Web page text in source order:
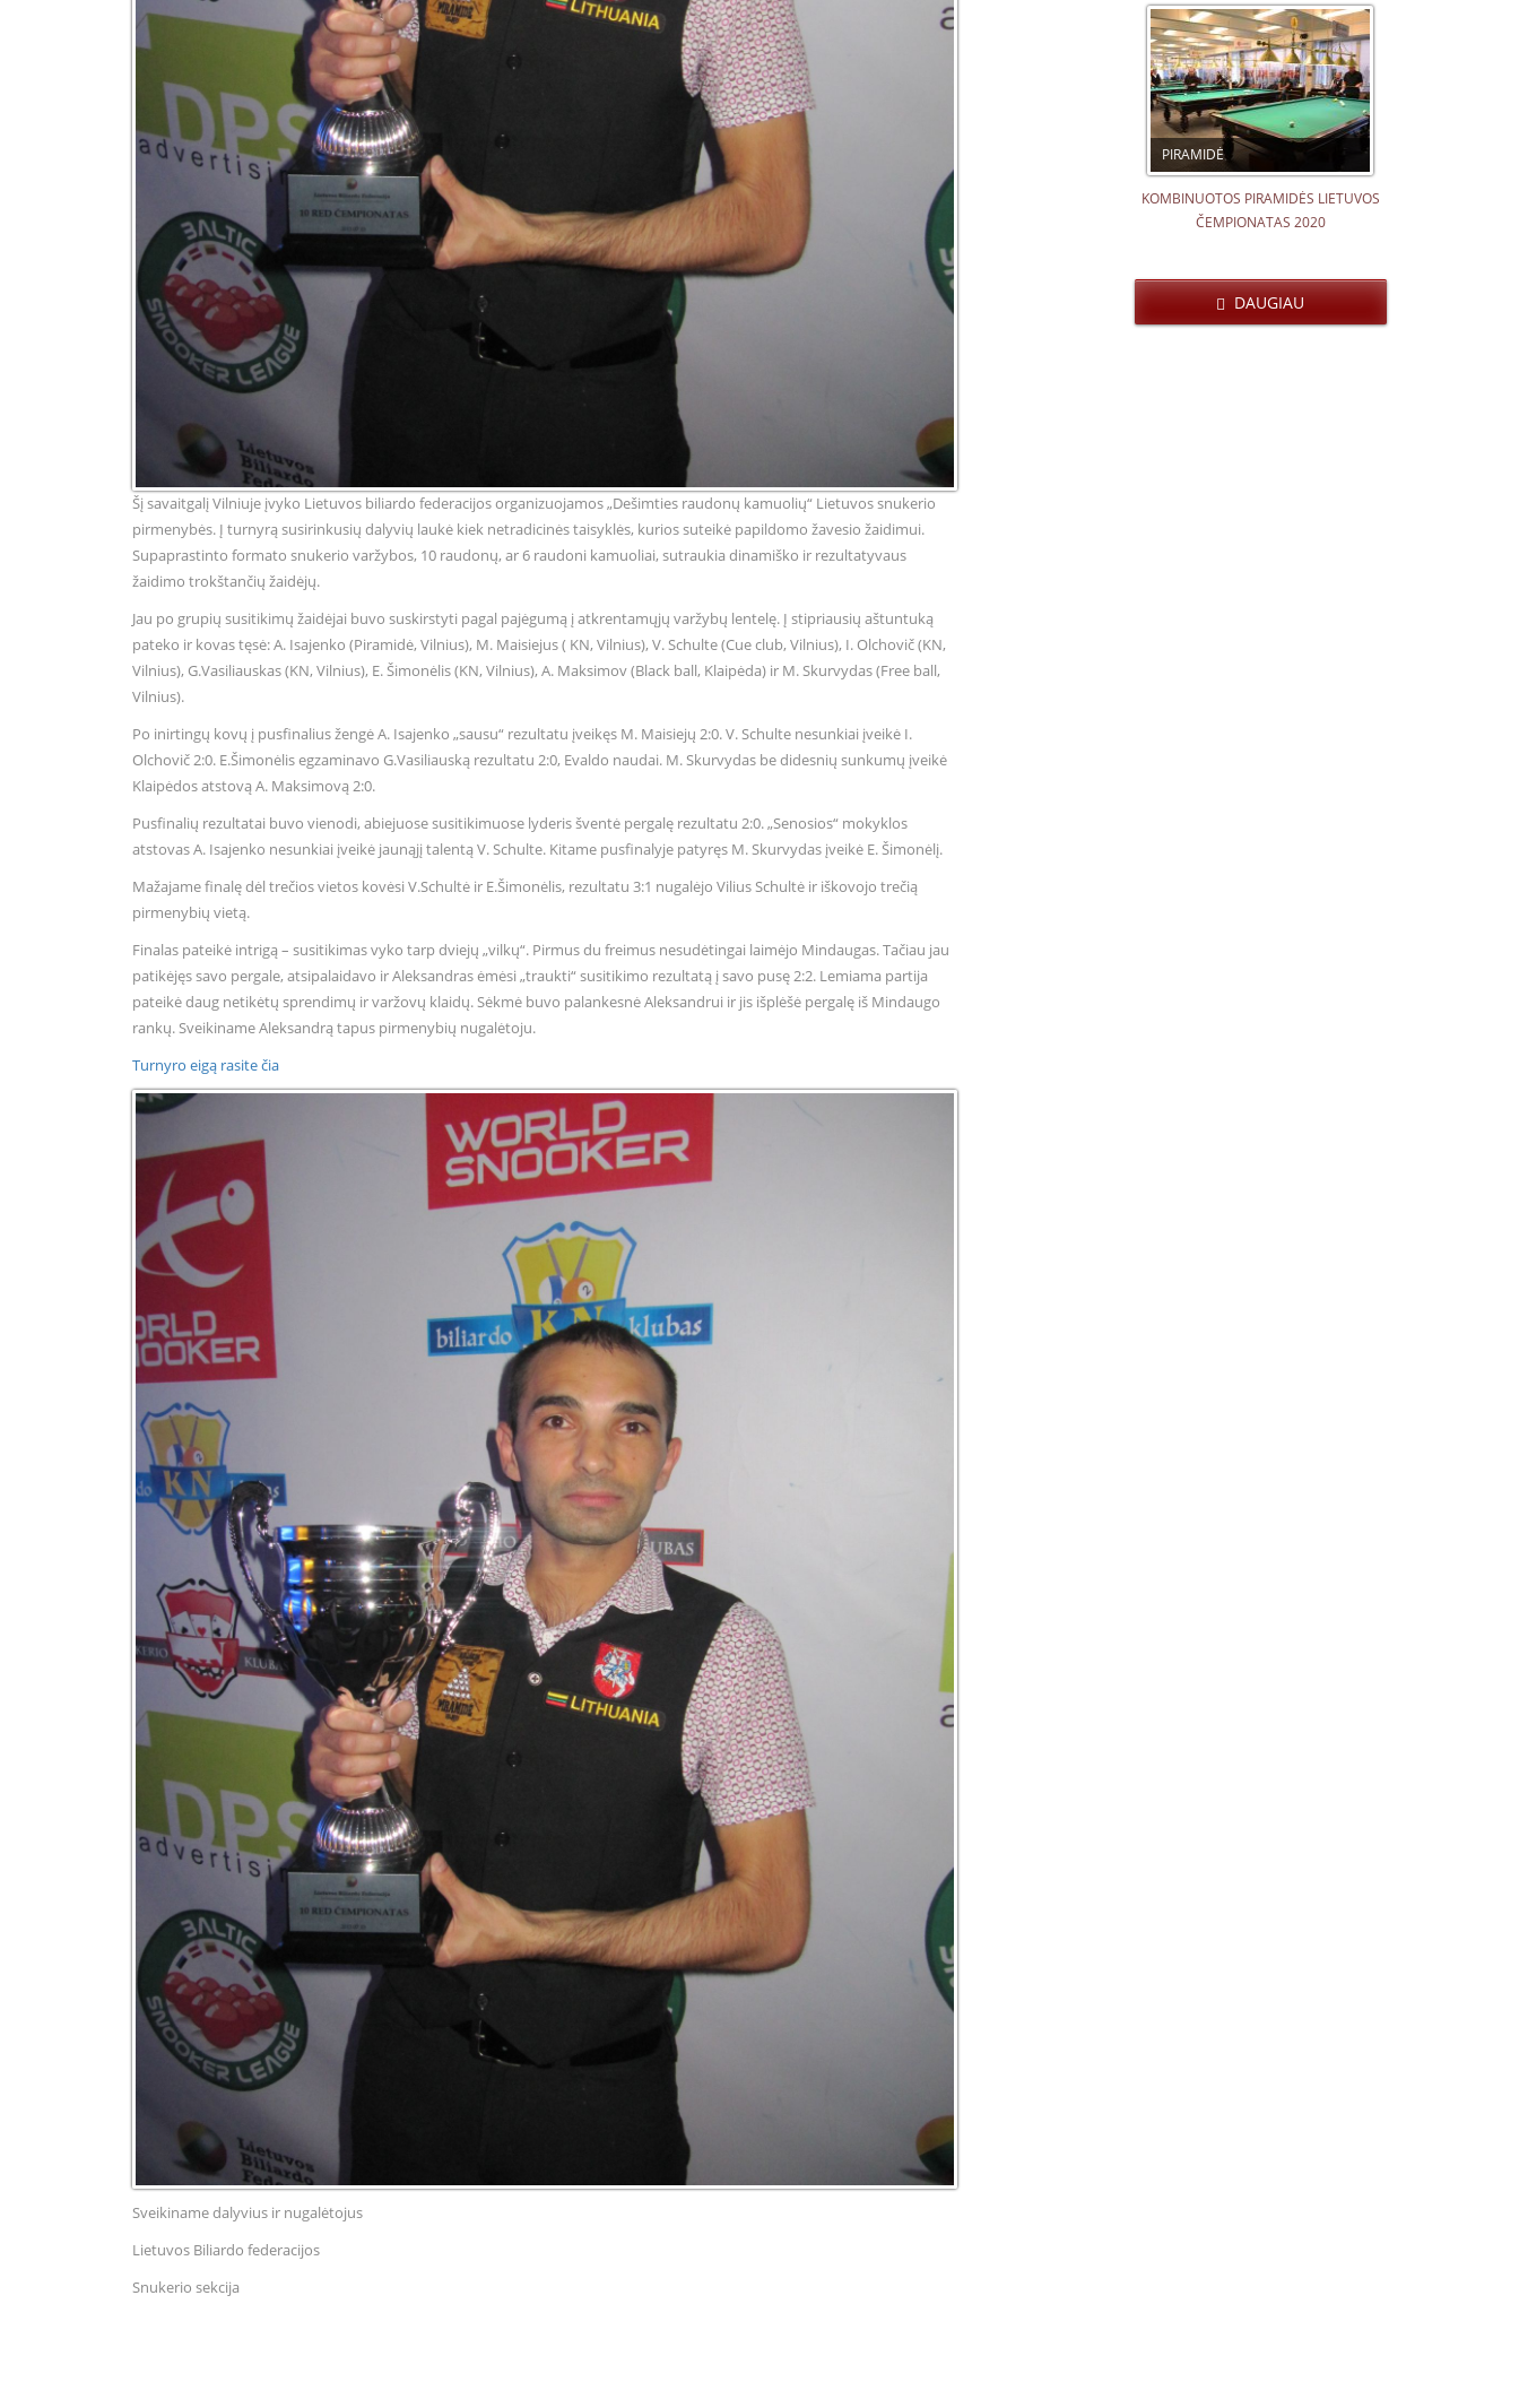
Šį savaitgalį Vilniuje įvyko Lietuvos biliardo federacijos organizuojamos „Dešimties raudonų kamuolių“ Lietuvos snukerio
pirmenybės. Į turnyrą susirinkusių dalyvių laukė kiek netradicinės taisyklės, kurios suteikė papildomo žavesio žaidimui.
Supaprastinto formato snukerio varžybos, 10 raudonų, ar 6 raudoni kamuoliai, sutraukia dinamiško ir rezultatyvaus
žaidimo trokštančių žaidėjų.
Jau po grupių susitikimų žaidėjai buvo suskirstyti pagal pajėgumą į atkrentamųjų varžybų lentelę. Į stipriausių aštuntuką
pateko ir kovas tęsė: A. Isajenko (Piramidė, Vilnius), M. Maisiejus ( KN, Vilnius), V. Schulte (Cue club, Vilnius), I. Olchovič (KN,
Vilnius), G.Vasiliauskas (KN, Vilnius), E. Šimonėlis (KN, Vilnius), A. Maksimov (Black ball, Klaipėda) ir M. Skurvydas (Free ball,
Vilnius).
Po inirtingų kovų į pusfinalius žengė A. Isajenko „sausu“ rezultatu įveikęs M. Maisiejų 2:0. V. Schulte nesunkiai įveikė I.
Olchovič 2:0. E.Šimonėlis egzaminavo G.Vasiliauską rezultatu 2:0, Evaldo naudai. M. Skurvydas be didesnių sunkumų įveikė
Klaipėdos atstovą A. Maksimovą 2:0.
Pusfinalių rezultatai buvo vienodi, abiejuose susitikimuose lyderis šventė pergalę rezultatu 2:0. „Senosios“ mokyklos
atstovas A. Isajenko nesunkiai įveikė jaunąjį talentą V. Schulte. Kitame pusfinalyje patyręs M. Skurvydas įveikė E. Šimonėlį.
Mažajame finalę dėl trečios vietos kovėsi V.Schultė ir E.Šimonėlis, rezultatu 3:1 nugalėjo Vilius Schultė ir iškovojo trečią
pirmenybių vietą.
Finalas pateikė intrigą – susitikimas vyko tarp dviejų „vilkų“. Pirmus du freimus nesudėtingai laimėjo Mindaugas. Tačiau jau
patikėjęs savo pergale, atsipalaidavo ir Aleksandras ėmėsi „traukti“ susitikimo rezultatą į savo pusę 2:2. Lemiama partija
pateikė daug netikėtų sprendimų ir varžovų klaidų. Sėkmė buvo palankesnė Aleksandrui ir jis išplėšė pergalę iš Mindaugo
rankų. Sveikiname Aleksandrą tapus pirmenybių nugalėtoju.
Turnyro eigą rasite čia
Sveikiname dalyvius ir nugalėtojus
Lietuvos Biliardo federacijos
Snukerio sekcija
PIRAMIDĖ
KOMBINUOTOS PIRAMIDĖS LIETUVOS
ČEMPIONATAS 2020
DAUGIAU